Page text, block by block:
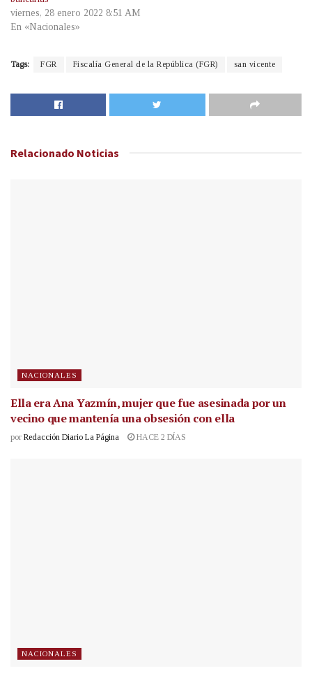
viernes, 28 enero 2022 8:51 AM
En «Nacionales»
Tags: FGR Fiscalía General de la República (FGR) san vicente
Relacionado Noticias
NACIONALES
Ella era Ana Yazmín, mujer que fue asesinada por un
vecino que mantenía una obsesión con ella
por Redacción Diario La Página HACE 2 DÍAS
NACIONALES